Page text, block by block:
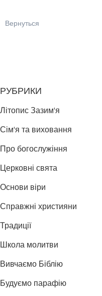
Вернуться
РУБРИКИ
Літопис Зазим'я
Сім'я та виховання
Про богослужіння
Церковні свята
Основи віри
Справжні християни
Традиції
Школа молитви
Вивчаємо Біблію
Будуємо парафію